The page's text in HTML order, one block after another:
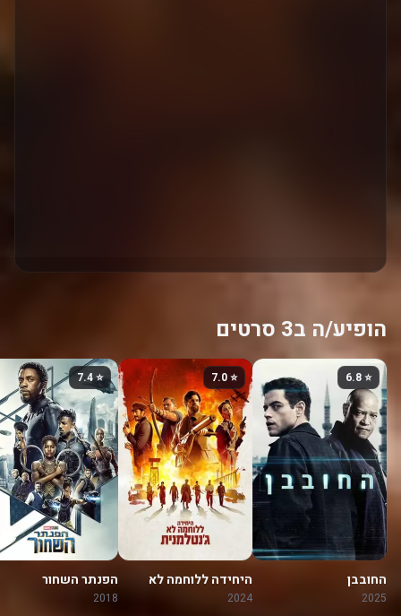
הופיע/ה ב3 סרטים
⭐ 6.8
החובבן
2025
⭐ 7.0
היחידה ללוחמה לא
ג'נטלמנית
2024
⭐ 7.4
הפנתר השחור
2018